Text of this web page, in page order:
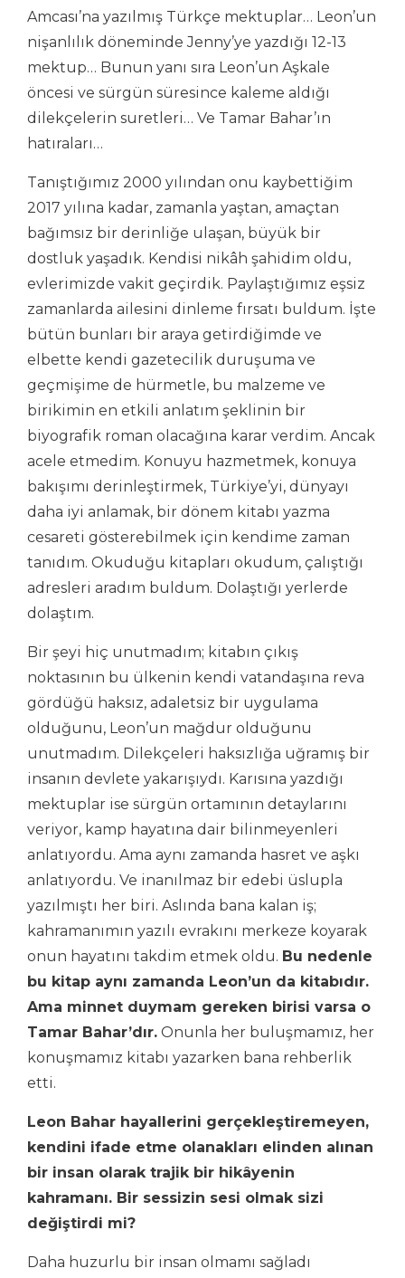
Amcası’na yazılmış Türkçe mektuplar… Leon’un
nişanlılık döneminde Jenny’ye yazdığı 12-13
mektup… Bunun yanı sıra Leon’un Aşkale
öncesi ve sürgün süresince kaleme aldığı
dilekçelerin suretleri… Ve Tamar Bahar’ın
hatıraları…
Tanıştığımız 2000 yılından onu kaybettiğim
2017 yılına kadar, zamanla yaştan, amaçtan
bağımsız bir derinliğe ulaşan, büyük bir
dostluk yaşadık. Kendisi nikâh şahidim oldu,
evlerimizde vakit geçirdik. Paylaştığımız eşsiz
zamanlarda ailesini dinleme fırsatı buldum. İşte
bütün bunları bir araya getirdiğimde ve
elbette kendi gazetecilik duruşuma ve
geçmişime de hürmetle, bu malzeme ve
birikimin en etkili anlatım şeklinin bir
biyografik roman olacağına karar verdim. Ancak
acele etmedim. Konuyu hazmetmek, konuya
bakışımı derinleştirmek, Türkiye’yi, dünyayı
daha iyi anlamak, bir dönem kitabı yazma
cesareti gösterebilmek için kendime zaman
tanıdım. Okuduğu kitapları okudum, çalıştığı
adresleri aradım buldum. Dolaştığı yerlerde
dolaştım.
Bir şeyi hiç unutmadım; kitabın çıkış
noktasının bu ülkenin kendi vatandaşına reva
gördüğü haksız, adaletsiz bir uygulama
olduğunu, Leon’un mağdur olduğunu
unutmadım. Dilekçeleri haksızlığa uğramış bir
insanın devlete yakarışıydı. Karısına yazdığı
mektuplar ise sürgün ortamının detaylarını
veriyor, kamp hayatına dair bilinmeyenleri
anlatıyordu. Ama aynı zamanda hasret ve aşkı
anlatıyordu. Ve inanılmaz bir edebi üslupla
yazılmıştı her biri. Aslında bana kalan iş;
kahramanımın yazılı evrakını merkeze koyarak
onun hayatını takdim etmek oldu. Bu nedenle
bu kitap aynı zamanda Leon’un da kitabıdır.
Ama minnet duymam gereken birisi varsa o
Tamar Bahar’dır. Onunla her buluşmamız, her
konuşmamız kitabı yazarken bana rehberlik
etti.
Leon Bahar hayallerini gerçekleştiremeyen,
kendini ifade etme olanakları elinden alınan
bir insan olarak trajik bir hikâyenin
kahramanı. Bir sessizin sesi olmak sizi
değiştirdi mi?
Daha huzurlu bir insan olmamı sağladı